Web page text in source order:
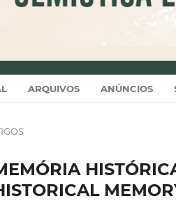
ARQUIVOS ANÚNCIOS